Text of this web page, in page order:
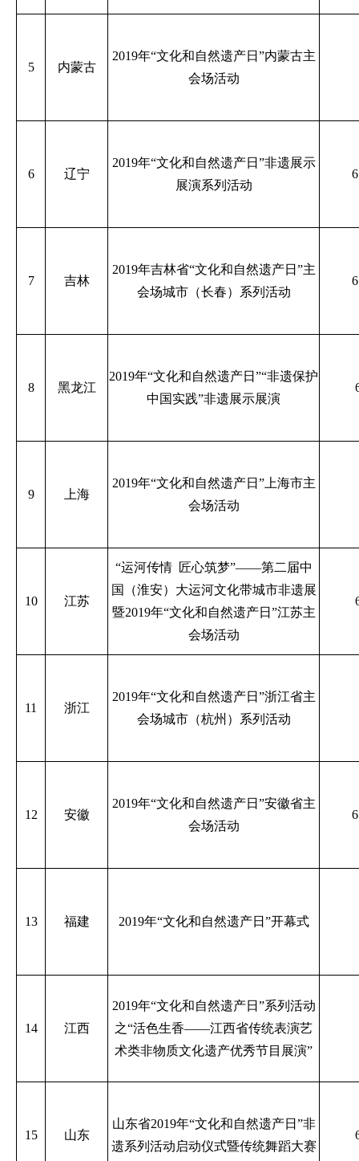
5 内蒙古
2019年“文化和自然遗产日”内蒙古主
会场活动
6 辽宁
2019年“文化和自然遗产日”非遗展示
展演系列活动
7 吉林
2019年吉林省“文化和自然遗产日”主
会场城市（长春）系列活动
8 黑龙江
2019年“文化和自然遗产日”“非遗保护
中国实践”非遗展示展演
9 上海
2019年“文化和自然遗产日”上海市主
会场活动
10 江苏
“运河传情
匠心筑梦”——第二届中
国（淮安）大运河文化带城市非遗展
暨2019年“文化和自然遗产日”江苏主
会场活动
11 浙江
2019年“文化和自然遗产日”浙江省主
会场城市（杭州）系列活动
12 安徽
2019年“文化和自然遗产日”安徽省主
会场活动
13 福建 2019年“文化和自然遗产日”开幕式
14 江西
2019年“文化和自然遗产日”系列活动
之“活色生香——江西省传统表演艺
术类非物质文化遗产优秀节目展演”
15 山东
山东省2019年“文化和自然遗产日”非
遗系列活动启动仪式暨传统舞蹈大赛